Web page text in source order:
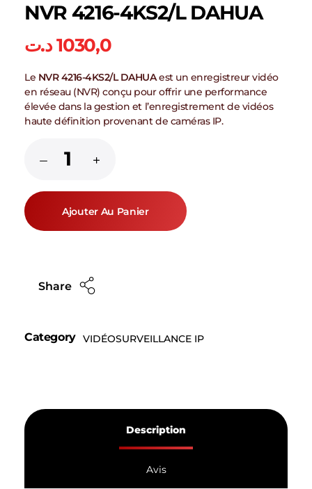
NVR 4216-4KS2/L DAHUA
1030,0د.ت
Le NVR 4216-4KS2/L DAHUAest un enregistreur vidéo
en réseau (NVR) conçu pour offrir une performance
élevée dans la gestion et l’enregistrement de vidéos
haute définition provenant de caméras IP.
Ajouter Au Panier
Share
Category VIDÉOSURVEILLANCE IP
Description
Avis